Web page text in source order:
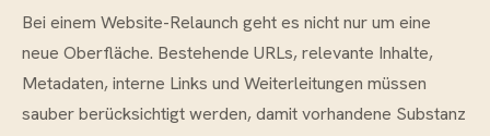
Bei einem Website-Relaunch geht es nicht nur um eine
neue Oberfläche. Bestehende URLs, relevante Inhalte,
Metadaten, interne Links und Weiterleitungen müssen
sauber berücksichtigt werden, damit vorhandene Substanz